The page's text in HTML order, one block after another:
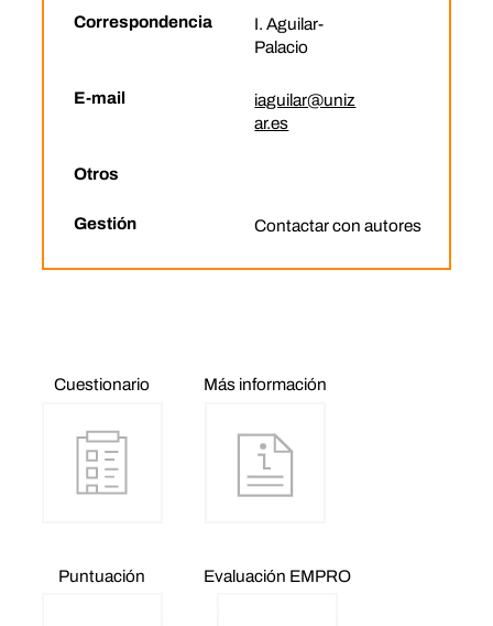
Correspondencia
I. Aguilar-
Palacio
E-mail
iaguilar@uniz
ar.es
Otros
Gestión Contactar con autores
Cuestionario Más información
Puntuación Evaluación EMPRO